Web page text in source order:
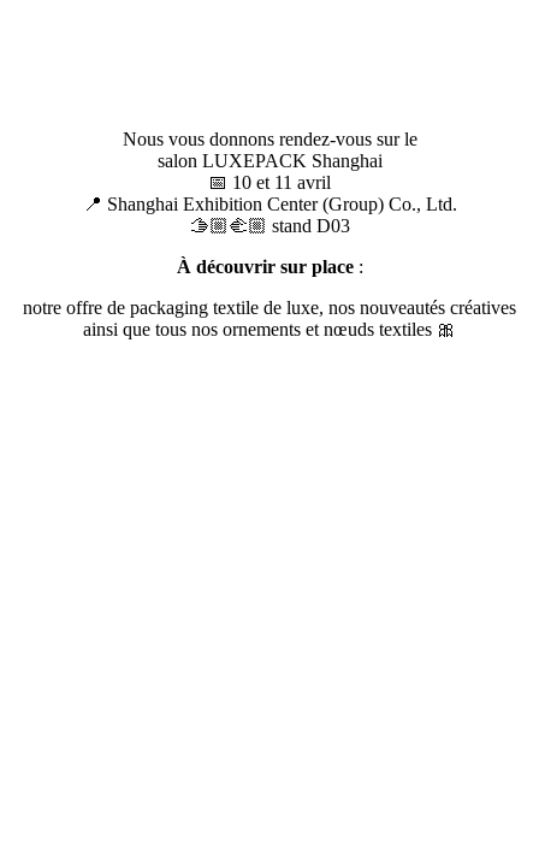
Nous vous donnons rendez-vous sur le
salon LUXEPACK Shanghai
📅 10 et 11 avril
📍 Shanghai Exhibition Center (Group) Co., Ltd.
🫱🏼‍🫲🏼 stand D03
À découvrir sur place:
notre offre de packaging textile de luxe, nos nouveautés créatives
ainsi que tous nos ornements et nœuds textiles 🎀